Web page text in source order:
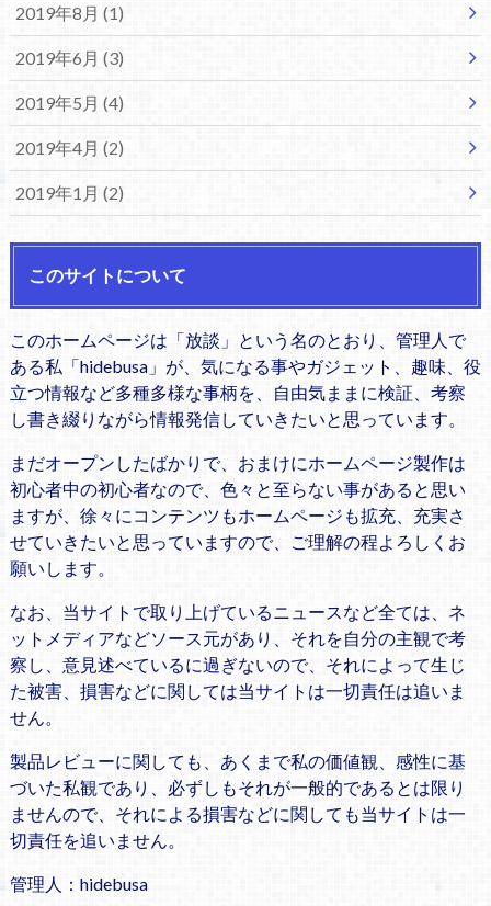
2019年8月 (1)
2019年6月 (3)
2019年5月 (4)
2019年4月 (2)
2019年1月 (2)
このサイトについて
このホームページは「放談」という名のとおり、管理人で
ある私「hidebusa」が、気になる事やガジェット、趣味、役
立つ情報など多種多様な事柄を、自由気ままに検証、考察
し書き綴りながら情報発信していきたいと思っています。
まだオープンしたばかりで、おまけにホームページ製作は
初心者中の初心者なので、色々と至らない事があると思い
ますが、徐々にコンテンツもホームページも拡充、充実さ
せていきたいと思っていますので、ご理解の程よろしくお
願いします。
なお、当サイトで取り上げているニュースなど全ては、ネ
ットメディアなどソース元があり、それを自分の主観で考
察し、意見述べているに過ぎないので、それによって生じ
た被害、損害などに関しては当サイトは一切責任は追いま
せん。
製品レビューに関しても、あくまで私の価値観、感性に基
づいた私観であり、必ずしもそれが一般的であるとは限り
ませんので、それによる損害などに関しても当サイトは一
切責任を追いません。
管理人：hidebusa